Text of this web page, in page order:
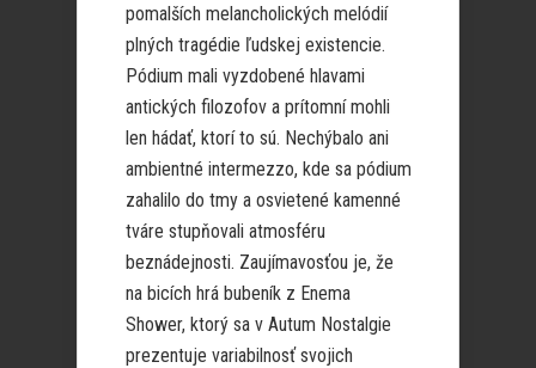
pomalších melancholických melódií
plných tragédie ľudskej existencie.
Pódium mali vyzdobené hlavami
antických filozofov a prítomní mohli
len hádať, ktorí to sú. Nechýbalo ani
ambientné intermezzo, kde sa pódium
zahalilo do tmy a osvietené kamenné
tváre stupňovali atmosféru
beznádejnosti. Zaujímavosťou je, že
na bicích hrá bubeník z Enema
Shower, ktorý sa v Autum Nostalgie
prezentuje variabilnosť svojich